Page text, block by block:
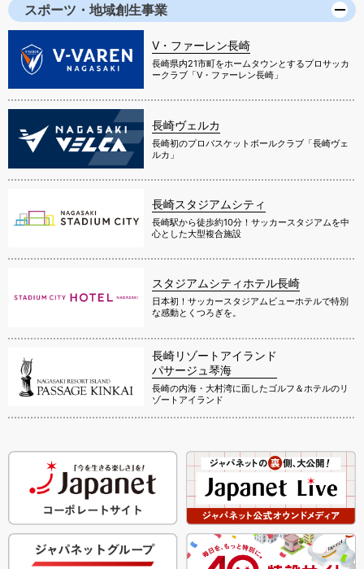
スポーツ・地域創生事業
V・ファーレン長崎
長崎県内21市町をホームタウンとするプロサッカ
ークラブ「V・ファーレン長崎」
長崎ヴェルカ
長崎初のプロバスケットボールクラブ「長崎ヴェ
ルカ」
長崎スタジアムシティ
長崎駅から徒歩約10分！サッカースタジアムを中
心とした大型複合施設
スタジアムシティホテル長崎
日本初！サッカースタジアムビューホテルで特別
な感動とくつろぎを。
長崎リゾートアイランド
パサージュ琴海
長崎の内海・大村湾に面したゴルフ＆ホテルのリ
ゾートアイランド